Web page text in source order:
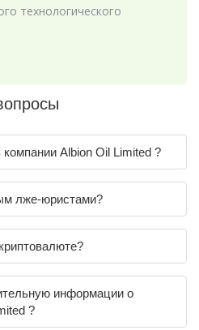
технологического
компании Albion Oil Limited ?
лже-юристами?
информации о
?